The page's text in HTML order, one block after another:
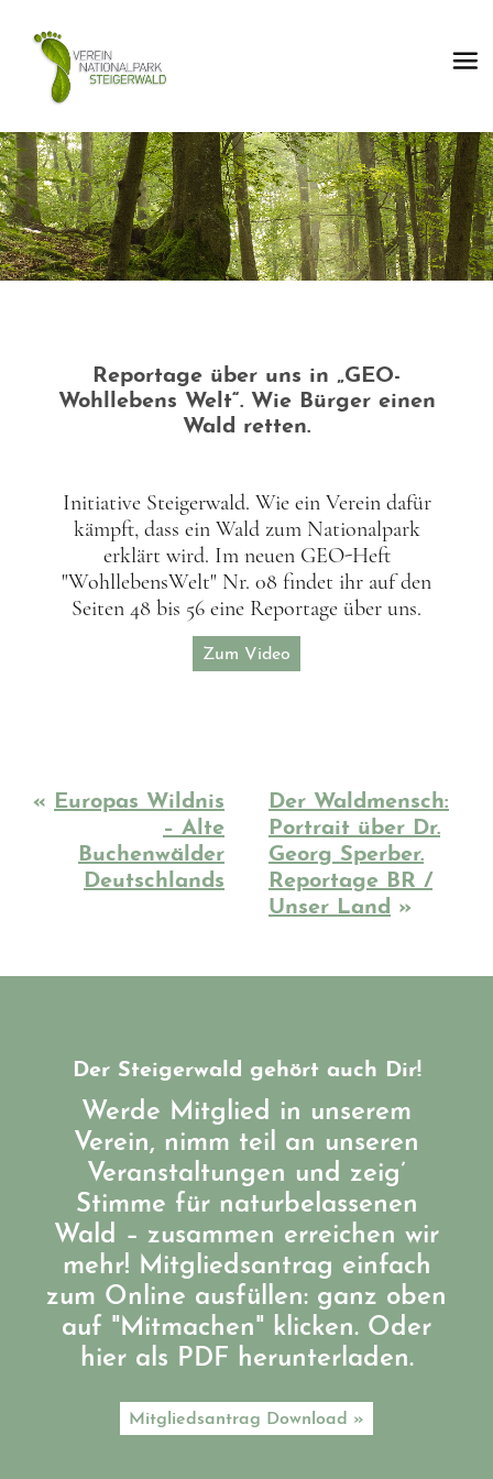
Reportage über uns in „GEO-
Wohllebens Welt“. Wie Bürger einen
Wald retten.
Initiative Steigerwald. Wie ein Verein dafür
kämpft, dass ein Wald zum Nationalpark
erklärt wird. Im neuen GEO-Heft
"WohllebensWelt" Nr. 08 findet ihr auf den
Seiten 48 bis 56 eine Reportage über uns.
Zum Video
«
Europas Wildnis
– Alte
Buchenwälder
Deutschlands
Der Waldmensch:
Portrait über Dr.
Georg Sperber.
Reportage BR /
Unser Land »
Der Steigerwald gehört auch Dir!
Werde Mitglied in unserem
Verein, nimm teil an unseren
Veranstaltungen und zeig’
Stimme für naturbelassenen
Wald – zusammen erreichen wir
mehr! Mitgliedsantrag einfach
zum Online ausfüllen: ganz oben
auf "Mitmachen" klicken. Oder
hier als PDF herunterladen.
Mitgliedsantrag Download »